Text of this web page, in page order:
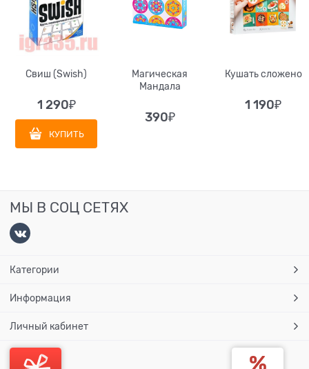
Свиш (Swish)
1 290₽
КУПИТЬ
Магическая
Мандала
390₽
Кушать сложено
1 190₽
МЫ В СОЦ СЕТЯХ
Категории
Информация
Личный кабинет